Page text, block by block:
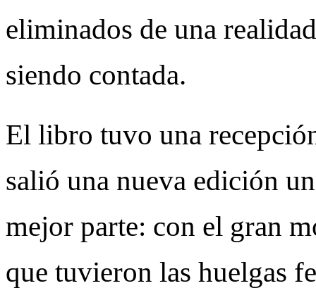
eliminados de una
siendo contada.
El libro tuvo una
salió una nueva edición
mejor parte: con el gran
que tuvieron las huelgas